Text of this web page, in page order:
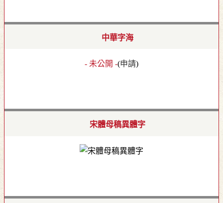
中華字海
- 未公開 -(申請)
宋體母稿異體字